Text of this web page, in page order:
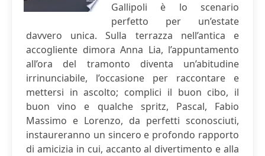
Gallipoli è lo scenario
perfetto per un’estate
davvero unica. Sulla terrazza nell’antica e
accogliente dimora Anna Lia, l’appuntamento
all’ora del tramonto diventa un’abitudine
irrinunciabile, l’occasione per raccontare e
mettersi in ascolto; complici il buon cibo, il
buon vino e qualche spritz, Pascal, Fabio
Massimo e Lorenzo, da perfetti sconosciuti,
instaureranno un sincero e profondo rapporto
di amicizia in cui, accanto al divertimento e alla